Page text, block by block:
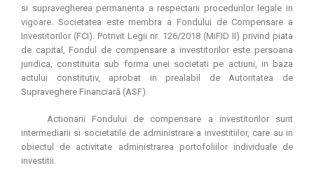
si supravegherea permanenta a respectarii procedurilor legale in
vigoare. Societatea este membra a Fondului de Compensare a
Investitorilor (FCI). Potrivit Legii nr. 126/2018(MiFID II) privind piata
de capital, Fondul de compensare a investitorilor este persoana
juridica, constituita sub forma unei societati pe actiuni, in baza
actului constitutiv, aprobat in prealabil de Autoritatea de
Supraveghere Financiară (ASF).
Actionarii Fondului de compensare a investitorilor sunt
intermediarii si societatile de administrare a investitiilor, care au in
obiectul de activitate administrarea portofoliilor individuale de
investitii.